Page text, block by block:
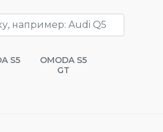
S5
OMODA S5
GT